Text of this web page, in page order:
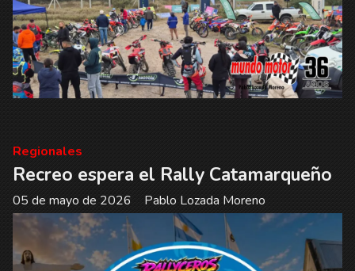
Recreo espera el Rally Catamarqueño
Pablo Lozada Moreno
Regionales
05 de mayo de 2026